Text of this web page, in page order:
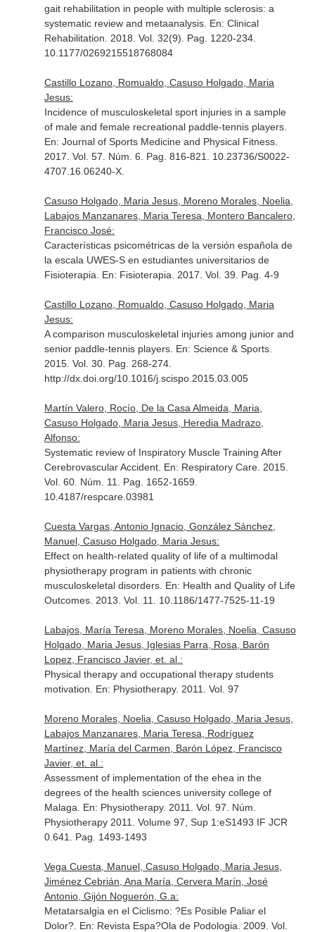
gait rehabilitation in people with multiple sclerosis: a
systematic review and metaanalysis. En: Clinical
Rehabilitation . 2018. Vol. 32(9). Pag. 1220-234.
10.1177/0269215518768084
Castillo Lozano, Romualdo, Casuso Holgado, Maria
Jesus:
Incidence of musculoskeletal sport injuries in a sample
of male and female recreational paddle-tennis players.
En: Journal of Sports Medicine and Physical Fitness.
2017. Vol. 57. Núm. 6. Pag. 816-821. 10.23736/S0022-
4707.16.06240-X.
Casuso Holgado, Maria Jesus, Moreno Morales, Noelia,
Labajos Manzanares, Maria Teresa, Montero Bancalero,
Francisco José:
Características psicométricas de la versión española de
la escala UWES-S en estudiantes universitarios de
Fisioterapia. En: Fisioterapia . 2017. Vol. 39. Pag. 4-9
Castillo Lozano, Romualdo, Casuso Holgado, Maria
Jesus:
A comparison musculoskeletal injuries among junior and
senior paddle-tennis players. En: Science & Sports.
2015. Vol. 30. Pag. 268-274.
http://dx.doi.org/10.1016/j.scispo.2015.03.005
Martín Valero, Rocío, De la Casa Almeida, Maria,
Casuso Holgado, Maria Jesus, Heredia Madrazo,
Alfonso:
Systematic review of Inspiratory Muscle Training After
Cerebrovascular Accident. En: Respiratory Care. 2015.
Vol. 60. Núm. 11. Pag. 1652-1659.
10.4187/respcare.03981
Cuesta Vargas, Antonio Ignacio, González Sánchez,
Manuel, Casuso Holgado, Maria Jesus:
Effect on health-related quality of life of a multimodal
physiotherapy program in patients with chronic
musculoskeletal disorders. En: Health and Quality of Life
Outcomes. 2013. Vol. 11. 10.1186/1477-7525-11-19
Labajos, María Teresa, Moreno Morales, Noelia, Casuso
Holgado, Maria Jesus, Iglesias Parra, Rosa, Barón
Lopez, Francisco Javier, et. al.:
Physical therapy and occupational therapy students
motivation. En: Physiotherapy. 2011. Vol. 97
Moreno Morales, Noelia, Casuso Holgado, Maria Jesus,
Labajos Manzanares, Maria Teresa, Rodríguez
Martínez, María del Carmen, Barón López, Francisco
Javier, et. al.:
Assessment of implementation of the ehea in the
degrees of the health sciences university college of
Malaga. En: Physiotherapy. 2011. Vol. 97. Núm.
Physiotherapy 2011. Volume 97, Sup 1:eS1493 IF JCR
0.641. Pag. 1493-1493
Vega Cuesta, Manuel, Casuso Holgado, Maria Jesus,
Jiménez Cebrián, Ana María, Cervera Marín, José
Antonio, Gijón Noguerón, G.a:
Metatarsalgia en el Ciclismo: ?Es Posible Paliar el
Dolor?. En: Revista Espa?Ola de Podologia . 2009. Vol.